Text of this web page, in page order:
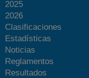
2025
2026
Clasificaciones
Estadísticas
Noticias
Reglamentos
Resultados